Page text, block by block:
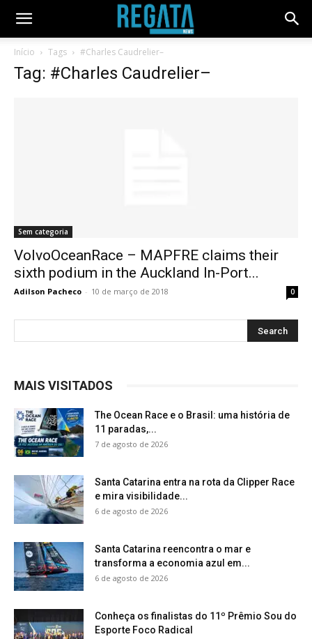
Início Tags #Charles Caudrelier–
Tag: #Charles Caudrelier–
Sem categoria
VolvoOceanRace – MAPFRE claims their
sixth podium in the Auckland In-Port...
Adilson Pacheco - 10 de março de 2018 0
MAIS VISITADOS
The Ocean Race e o Brasil: uma história de
11 paradas,...
7 de agosto de 2026
Santa Catarina entra na rota da Clipper Race
e mira visibilidade...
6 de agosto de 2026
Santa Catarina reencontra o mar e
transforma a economia azul em...
6 de agosto de 2026
Conheça os finalistas do 11º Prêmio Sou do
Esporte Foco Radical